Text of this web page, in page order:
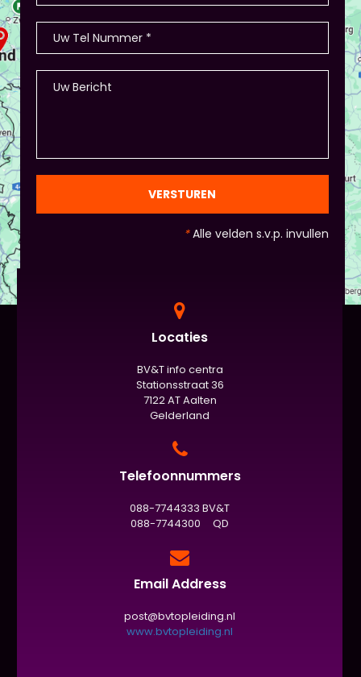
memory met de producten, ze in categorieën
opdelen (grootte/kleur/soort) en andere spelletjes.
- Als je hierbij je eigen creativiteit in wil zetten is
dat altijd mogelijk! Maar: overleg dit dan wel met
Piet of hij dit wil in plaats van een eindpresentatie
+ zorg ervoor dat de deelnemers wel hun
en die van Piet en vervolgens de deelnemers:
gezien de eindpresentaties van 5 minuten de
officiële/vaste werkvorm zijn. Voor beginners is het
nog met spiekbriefje). - Vergeet het
evaluatieformulier niet :)
VERSTUREN
*Alle velden s.v.p. invullen
Locaties
BV&T info centra
Stationsstraat 36
7122 AT Aalten
Gelderland
Telefoonnummers
088-7744333 BV&T
088-7744300 QD
Email Address
post@bvtopleiding.nl
www.bvtopleiding.nl